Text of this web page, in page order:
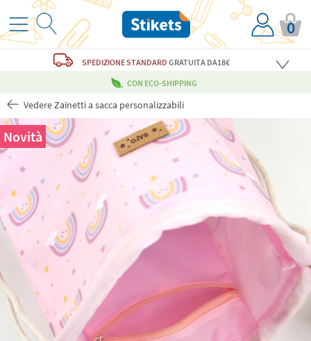
0
SPEDIZIONE STANDARD GRATUITADA18€
CON ECO-SHIPPING
Vedere Zainetti a sacca personalizzabili
Novità